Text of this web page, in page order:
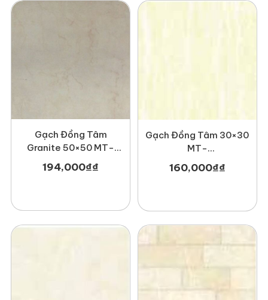
Gạch Đồng Tâm
Granite 50×50 MT-
194,000₫₫
Gạch Đồng Tâm 30×30
MT-
GDT3030Nonnuoc001
160,000₫₫